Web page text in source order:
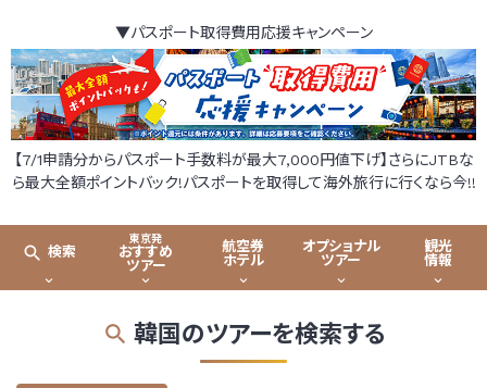
▼パスポート取得費用応援キャンペーン
【7/1申請分からパスポート手数料が最大7,000円値下げ】さらにJTBな
ら最大全額ポイントバック!パスポートを取得して海外旅行に行くなら今!!
検索
東京発
おすすめ
ツアー
航空券
ホテル
オプショナル
ツアー
観光
情報
韓国のツアーを検索する